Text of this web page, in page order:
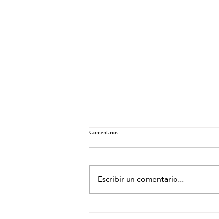
Comentarios
Escribir un comentario...